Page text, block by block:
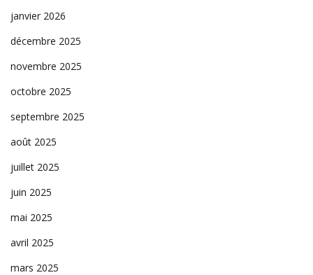
janvier 2026
décembre 2025
novembre 2025
octobre 2025
septembre 2025
août 2025
juillet 2025
juin 2025
mai 2025
avril 2025
mars 2025